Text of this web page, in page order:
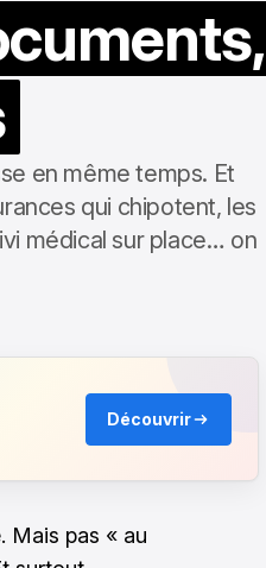
en même temps. Et
qui chipotent, les
médical sur place… on
Découvrir
Mais pas « au